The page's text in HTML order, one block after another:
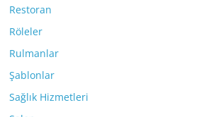
Restoran
Röleler
Rulmanlar
Şablonlar
Sağlık Hizmetleri